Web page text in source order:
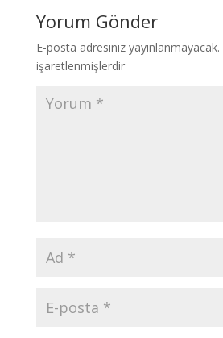
Yorum Gönder
E-posta adresiniz yayınlanmayacak.
işaretlenmişlerdir